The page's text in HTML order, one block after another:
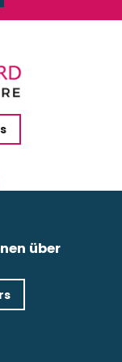
über